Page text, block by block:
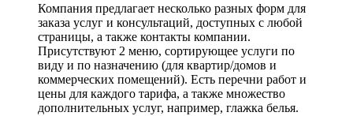
Компания предлагает несколько разных форм для
заказа услуг и консультаций, доступных с любой
страницы, а также контакты компании.
Присутствуют 2 меню, сортирующее услуги по
виду и по назначению (для квартир/домов и
коммерческих помещений). Есть перечни работ и
цены для каждого тарифа, а также множество
дополнительных услуг, например, глажка белья.